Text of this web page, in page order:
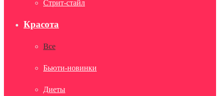
Стрит-стайл
Красота
Все
Бьюти-новинки
Диеты